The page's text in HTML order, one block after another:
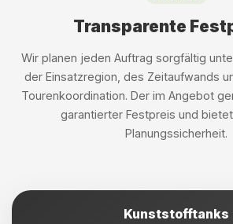
Transparente
Wir planen jeden Auftrag sorgfältig
der Einsatzregion, des Zeitaufwands
Tourenkoordination. Der im Angebot
garantierter Festpreis und
Planungssicherheit.
Kunststofftanks